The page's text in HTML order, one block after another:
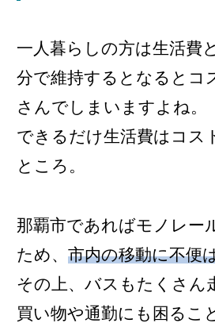
一人暮らしの方は生活費
分で維持するとなるとコ
さんでしまいますよね。
できるだけ生活費はコス
ところ。
那覇市であればモノレー
ため、 市内の移動に不便
その上、バスもたくさん
買い物や通勤にも困るこ